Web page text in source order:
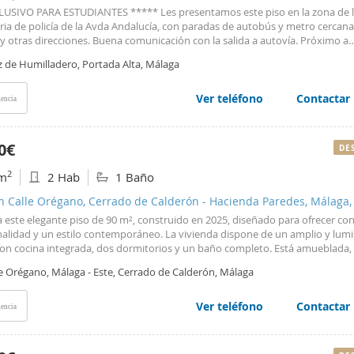
y el buen ambiente. Cabe destacar que no se permiten mascotas, ideal
buscan una vivienda sin esta consideración. En resumen, este piso
opción para alquilar en una zona con fácil acceso a servicios y bien
Capital.
PARA ESTUDIANTES ***** Les presentamos este piso en la zona de
de policía de la Avda Andalucía, con paradas de autobús y metro
otras direcciones. Buena comunicación con la salida a autovía. Próximo a
de entrada distribuidor en el que nos encontramos con la cocina y el
con vistas despejadas, la vivienda dispone de baño completo y 3
cerrado con zonas ajardinadas y amplio parking comunitario. Ascensores
accesos evitando escaleras). Características básicas • 90 m²
• 1 baño • Segunda mano-buen estado • Orientación este • Acceso
para personas con movilidad reducida Edificio • Planta 7ª exterior • Con
renovados. Equipamiento • Parking comunitario Certificado energético
a su servicio!
de Humilladero, Portada Alta, Málaga
Ver teléfono Contactar
2 2 Hab 1 Baño
Calle Orégano, Cerrado de Calderón - Hacienda Paredes, Málaga,
este elegante piso de 90 m², construido en 2025, diseñado para ofrecer
y un estilo contemporáneo. La vivienda dispone de un amplio y
cocina integrada, dos dormitorios y un baño completo. Está amueblada,
sur. Además, cuenta con aire acondicionado, acabados de alta calidad
que convierte esta vivienda en una opción ideal para quienes
hogar. Se aceptan mascotas. Una oportunidad perfecta para disfrutar de
nueva, elegante y lista para entrar a vivir en Málaga.
Orégano, Málaga - Este, Cerrado de Calderón, Málaga
Ver teléfono Contactar